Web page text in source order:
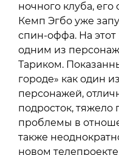
ночного клуба,
Кемп Эгбо уже
спин-оффа. На этот
одним из
Тариком.
городе» как один
персонажей,
подросток,
проблемы в
также
новом